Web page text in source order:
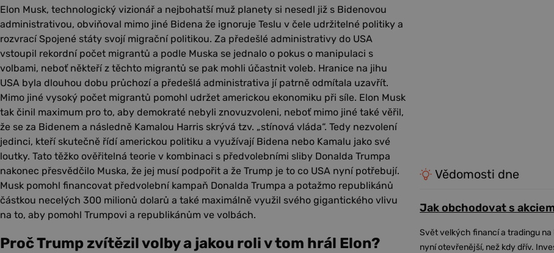
Elon Musk, technologický vizionář a nejbohatší muž planety si nesedl již s Bidenovou
administrativou, obviňoval mimo jiné Bidena že ignoruje Teslu v čele udržitelné politiky a
rozvrací Spojené státy svojí migrační politikou. Za předešlé administrativy do USA
vstoupil rekordní počet migrantů a podle Muska se jednalo o pokus o manipulaci s
volbami, neboť někteří z těchto migrantů se pak mohli účastnit voleb. Hranice na jihu
USA byla dlouhou dobu průchozí a předešlá administrativa jí patrně odmítala uzavřít.
Mimo jiné vysoký počet migrantů pomohl udržet americkou ekonomiku při síle. Elon Musk
tak činil maximum pro to, aby demokraté nebyli znovuzvoleni, neboť mimo jiné také věřil,
že se za Bidenem a následně Kamalou Harris skrývá tzv. „stínová vláda“. Tedy nezvolení
jedinci, kteří skutečně řídí americkou politiku a využívají Bidena nebo Kamalu jako své
loutky. Tato těžko ověřitelná teorie v kombinaci s předvolebními sliby Donalda Trumpa
nakonec přesvědčilo Muska, že jej musí podpořit a že Trump je to co USA nyní potřebují.
Musk pomohl financovat předvolební kampaň Donalda Trumpa a potažmo republikánů
částkou necelých 300 milionů dolarů a také maximálně využil svého gigantického vlivu
na to, aby pomohl Trumpovi a republikánům ve volbách.
Proč Trump zvítězil volby a jakou roli v tom hrál Elon?
Vědomosti dne
Jak obchodovat s
Svět velkých financí a tradingu na
nyní otevřenější, než kdy dřív.